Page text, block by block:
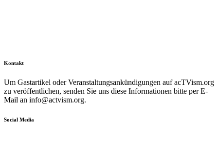
Kontakt
Um Gastartikel oder Veranstaltungsankündigungen auf acTVism.org
zu veröffentlichen, senden Sie uns diese Informationen bitte per E-
Mail an info@actvism.org.
Social Media